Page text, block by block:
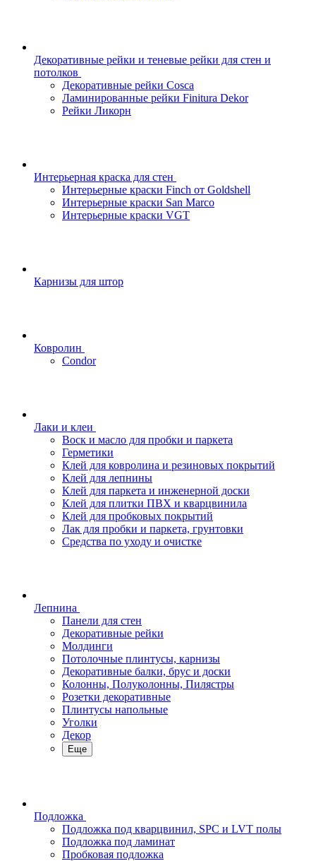
Декоративные рейки и теневые рейки для стен и
потолков
Декоративные рейки Cosca
Ламинированные рейки Finitura Dekor
Рейки Ликорн
Интерьерная краска для стен
Интерьерные краски Finch от Goldshell
Интерьерные краски San Marco
Интерьерные краски VGT
Карнизы для штор
Ковролин
Condor
Лаки и клеи
Воск и масло для пробки и паркета
Герметики
Клей для ковролина и резиновых покрытий
Клей для лепнины
Клей для паркета и инженерной доски
Клей для плитки ПВХ и кварцвинила
Клей для пробковых покрытий
Лак для пробки и паркета, грунтовки
Средства по уходу и очистке
Лепнина
Панели для стен
Декоративные рейки
Молдинги
Потолочные плинтусы, карнизы
Декоративные балки, брус и доски
Колонны, Полуколонны, Пилястры
Розетки декоративные
Плинтусы напольные
Уголки
Декор
Еще
Подложка
Подложка под кварцвинил, SPC и LVT полы
Подложка под ламинат
Пробковая подложка